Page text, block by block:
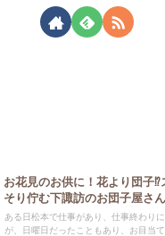
お花見のお供に！花より団子⁉
そり佇む下諏訪のお団子屋さん
ある日松本で仕事があり、仕事終わり
が、日曜日だったこともあり、お目当て